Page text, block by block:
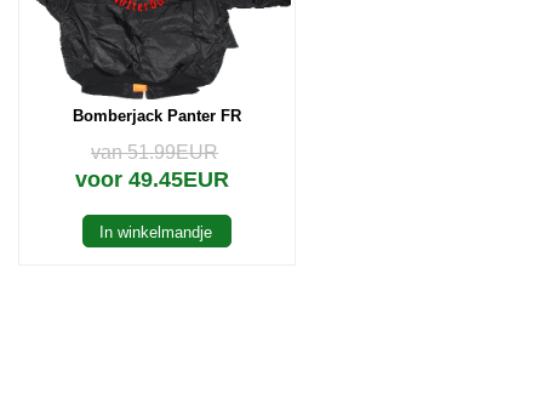
Bomberjack Panter FR
van 51.99EUR
voor 49.45EUR
In winkelmandje